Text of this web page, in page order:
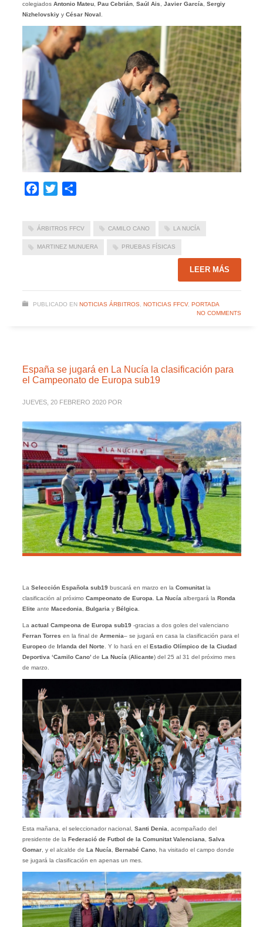
colegiados Antonio Mateu, Pau Cebrián, Saúl Ais, Javier García, Sergiy
Nizhelovskiyy César Noval.
Facebook
Twitter
ÁRBITROS FFCV CAMILO CANO LA NUCÍA
MARTINEZ MUNUERA PRUEBAS FÍSICAS
LEER MÁS
PUBLICADO EN NOTICIAS ÁRBITROS, NOTICIAS FFCV, PORTADA
NO COMMENTS
España se jugará en La Nucía la clasificación para
el Campeonato de Europa sub19
JUEVES, 20 FEBRERO 2020 POR
La Selección Española sub19 buscará en marzo en la Comunitatla
clasificación al próximo Campeonato de Europa La Nucía albergará la Ronda
Eliteante Macedonia Bulgaria y Bélgica
La actual Campeona de Europa sub19-gracias a dos goles del valenciano
Ferran Torres en la final de Armenia– se jugará en casa la clasificación para el
Europeode Irlanda del Norte. Y lo hará en el Estadio Olímpico de la Ciudad
Deportiva ‘Camilo Cano’ de La Nucía (Alicante) del 25 al 31 del próximo mes
de marzo.
Esta mañana, el seleccionador nacional, Santi Denia , acompañado del
presidente de la Federació de Futbol de la Comunitat Valenciana
Salva
Gomar, y el alcalde de La Nucía Bernabé Cano, ha visitado el campo donde
se jugará la clasificación en apenas un mes.